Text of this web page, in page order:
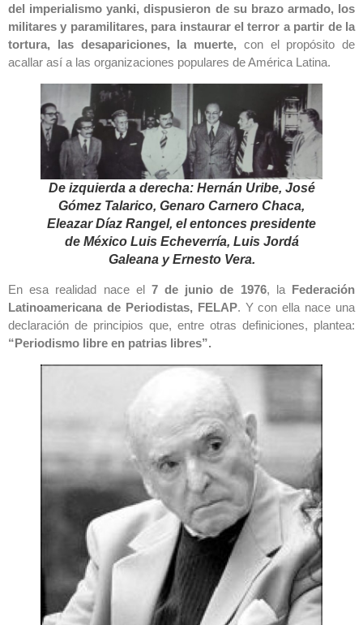
del imperialismo yanki, dispusieron de su brazo armado, los
militares y paramilitares, para instaurar el terror a partir de la
tortura, las desapariciones, la muerte, con el propósito de
acallar así a las organizaciones populares de América Latina.
De izquierda a derecha: Hernán Uribe, José
Gómez Talarico, Genaro Carnero Chaca,
Eleazar Díaz Rangel, el entonces presidente
de México Luis Echeverría, Luis Jordá
Galeana y Ernesto Vera.
En esa realidad nace el 7 de junio de 1976, la Federación
Latinoamericana de Periodistas, FELAP. Y con ella nace una
declaración de principios que, entre otras definiciones, plantea:
“Periodismo libre en patrias libres”.